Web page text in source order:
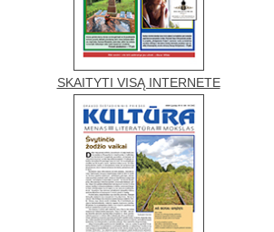
SKAITYTI VISĄ INTERNETE